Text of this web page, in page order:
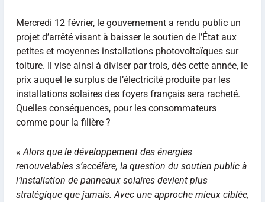
Mercredi 12 février, le gouvernement a rendu public un
projet d’arrêté visant à baisser le soutien de l’État aux
petites et moyennes installations photovoltaïques sur
toiture. Il vise ainsi à diviser par trois, dès cette année, le
prix auquel le surplus de l’électricité produite par les
installations solaires des foyers français sera racheté.
Quelles conséquences, pour les consommateurs
comme pour la filière ?
«Alors que le développement des énergies
renouvelables s’accélère, la question du soutien public à
l’installation de panneaux solaires devient plus
stratégique que jamais. Avec une approche mieux ciblée,